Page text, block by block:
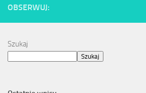
OBSERWUJ:
Szukaj
Szukaj